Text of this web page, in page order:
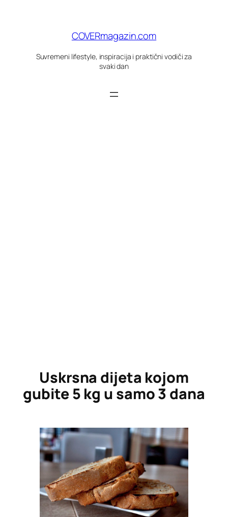
COVERmagazin.com
Suvremeni lifestyle, inspiracija i praktični vodiči za
svaki dan
Uskrsna dijeta kojom
gubite 5 kg u samo 3 dana